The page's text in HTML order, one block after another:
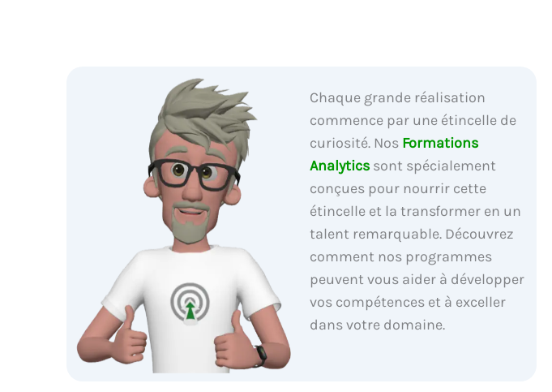
Chaque grande réalisation
commence par une étincelle de
curiosité. Nos Formations
Analytics sont spécialement
conçues pour nourrir cette
étincelle et la transformer en un
talent remarquable. Découvrez
comment nos programmes
peuvent vous aider à développer
vos compétences et à exceller
dans votre domaine.